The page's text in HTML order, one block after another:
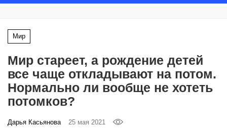
Мир
Мир стареет, а рождение детей
все чаще откладывают на потом.
Нормально ли вообще не хотеть
потомков?
Дарья Касьянова 25 мая 2021